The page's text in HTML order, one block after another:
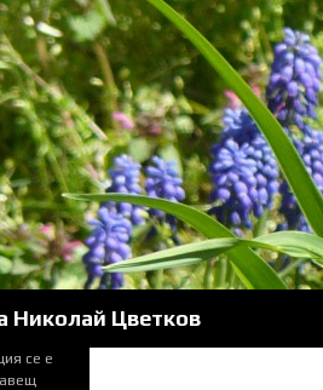
Николай Цветков
се е